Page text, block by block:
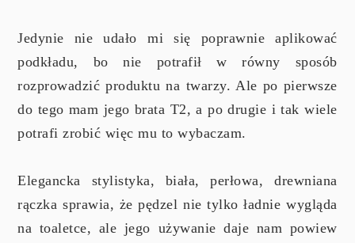
Jedynie nie udało mi się poprawnie aplikować
podkładu, bo nie potrafił w równy sposób
rozprowadzić produktu na twarzy. Ale po pierwsze
do tego mam jego brata T2, a po drugie i tak wiele
potrafi zrobić więc mu to wybaczam.
Elegancka stylistyka, biała, perłowa, drewniana
rączka sprawia, że pędzel nie tylko ładnie wygląda
na toaletce, ale jego używanie daje nam powiew